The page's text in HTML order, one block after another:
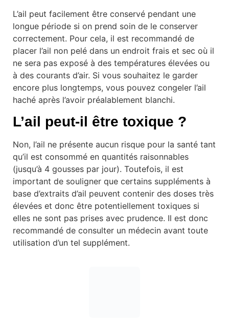
L’ail peut facilement être conservé pendant une
longue période si on prend soin de le conserver
correctement. Pour cela, il est recommandé de
placer l’ail non pelé dans un endroit frais et sec où il
ne sera pas exposé à des températures élevées ou
à des courants d’air. Si vous souhaitez le garder
encore plus longtemps, vous pouvez congeler l’ail
haché après l’avoir préalablement blanchi.
L’ail peut-il être toxique ?
Non, l’ail ne présente aucun risque pour la santé tant
qu’il est consommé en quantités raisonnables
(jusqu’à 4 gousses par jour). Toutefois, il est
important de souligner que certains suppléments à
base d’extraits d’ail peuvent contenir des doses très
élevées et donc être potentiellement toxiques si
elles ne sont pas prises avec prudence. Il est donc
recommandé de consulter un médecin avant toute
utilisation d’un tel supplément.